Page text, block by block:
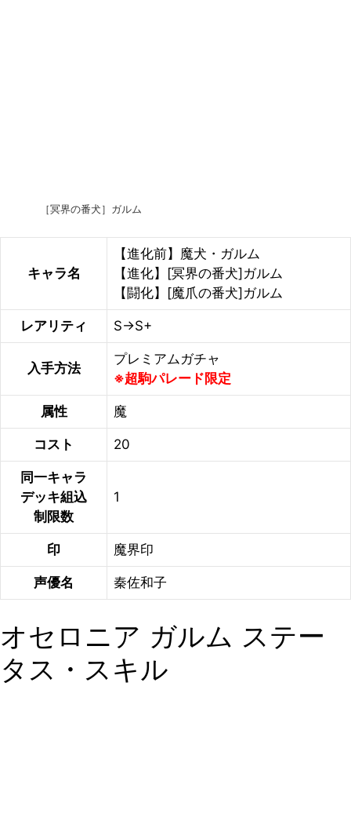
［冥界の番犬］ガルム
キャラ名
【進化前】魔犬・ガルム
【進化】[冥界の番犬]ガルム
【闘化】[魔爪の番犬]ガルム
レアリティ S→S+
入手方法
プレミアムガチャ
※超駒パレード限定
属性 魔
コスト 20
同一キャラ
デッキ組込
制限数
1
印 魔界印
声優名 秦佐和子
オセロニア ガルム ステー
タス・スキル